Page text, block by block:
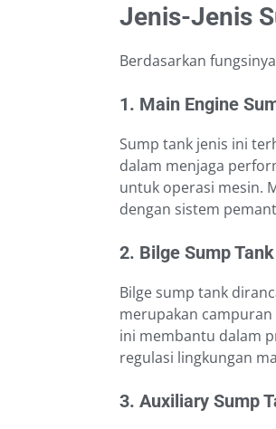
Jenis-Jenis
Berdasarkan
1. Main Engine
Sump tank jenis ini
dalam menjaga
untuk operasi mesin.
dengan sistem
2. Bilge Sump Tank
Bilge sump tank
merupakan
ini membantu dalam
regulasi lingkungan
3. Auxiliary Sump